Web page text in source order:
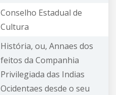
Conselho Estadual de
Cultura
História, ou, Annaes dos
feitos da Companhia
Privilegiada das Indias
Ocidentaes desde o seu